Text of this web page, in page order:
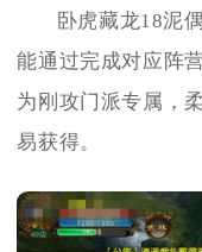
卧虎藏龙18泥
能通过完成对应阵
为刚攻门派专属，
易获得。